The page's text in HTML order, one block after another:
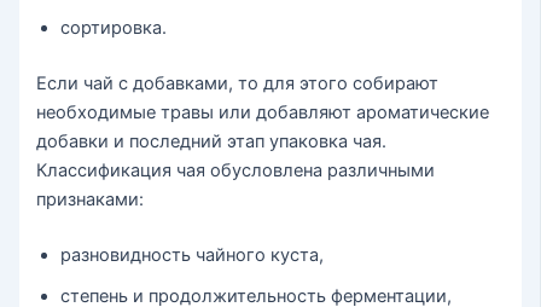
сортировка.
Если чай с добавками, то для этого собирают
необходимые травы или добавляют ароматические
добавки и последний этап упаковка чая.
Классификация чая обусловлена различными
признаками:
разновидность чайного куста,
степень и продолжительность ферментации,